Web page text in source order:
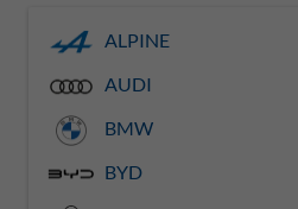
ALPINE
AUDI
BMW
BYD